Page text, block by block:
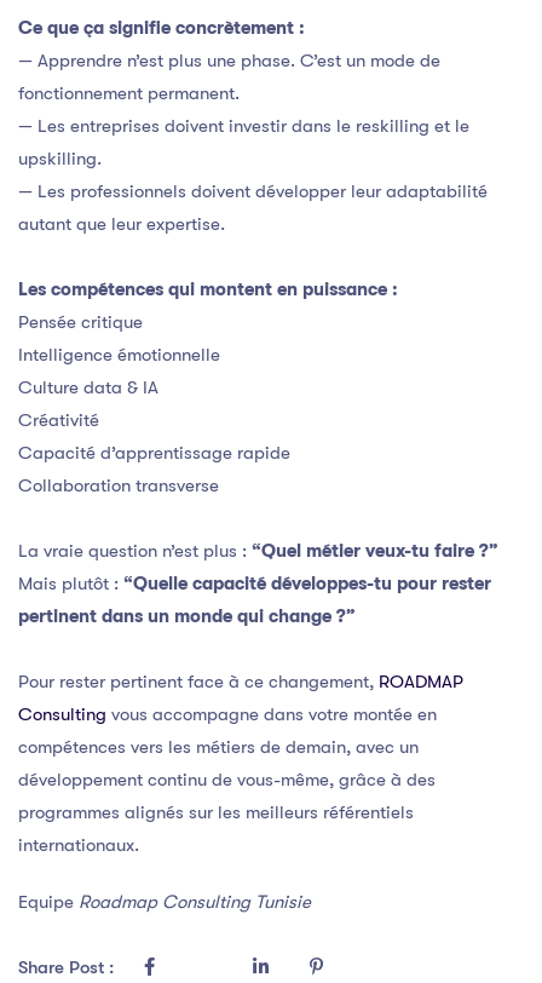
Ce que ça signifie concrètement :
— Apprendre n’est plus une phase. C’est un mode de
fonctionnement permanent.
— Les entreprises doivent investir dans le reskilling et le
upskilling.
— Les professionnels doivent développer leur adaptabilité
autant que leur expertise.
Les compétences qui montent en puissance :
Pensée critique
Intelligence émotionnelle
Culture data & IA
Créativité
Capacité d’apprentissage rapide
Collaboration transverse
La vraie question n’est plus : “Quel métier veux-tu faire ?”
Mais plutôt : “Quelle capacité développes-tu pour rester
pertinent dans un monde qui change ?”
Pour rester pertinent face à ce changement, ROADMAP
Consulting vous accompagne dans votre montée en
compétences vers les métiers de demain, avec un
développement continu de vous-même, grâce à des
programmes alignés sur les meilleurs référentiels
internationaux.
Equipe Roadmap Consulting Tunisie
Share Post :